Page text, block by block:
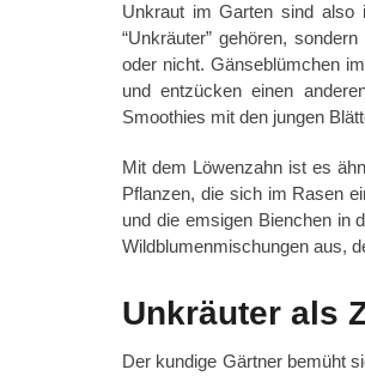
Unkraut im Garten sind also
“Unkräuter” gehören,
oder nicht. Gänseblümchen
und entzücken einen
Smoothies mit den jungen
Mit dem Löwenzahn ist es
Pflanzen, die sich im Rasen
und die emsigen Bienchen in
Wildblumenmischungen aus,
Unkräuter als
Der kundige Gärtner bemüht